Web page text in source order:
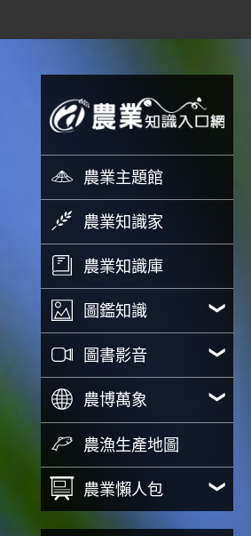
萬壽菊葉面白班
農業主題館
農業知識家
農業知識庫
圖鑑知識
圖書影音
農博萬象
農漁生產地圖
農業懶人包